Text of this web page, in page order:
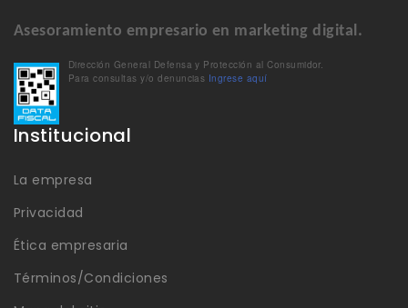
Asesoramiento empresario en marketing digital.
Dirección General Defensa y Protección al Consumidor.
Para consultas y/o denuncias Ingrese aquí
Institucional
La empresa
Privacidad
Ética empresaria
Términos/Condiciones